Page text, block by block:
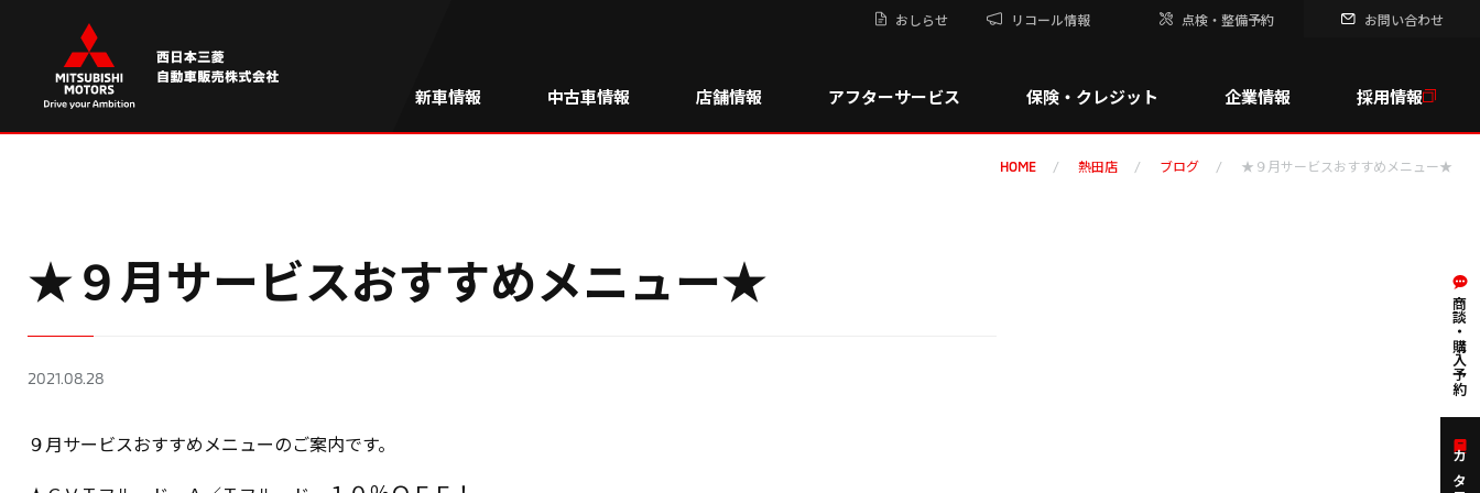
おしらせ リコール情報 点検・整備予約 お問い合わせ
新車情報 中古車情報 店舗情報 アフターサービス 保険・クレジット 企業情報 採用情報
HOME 熱田店 ブログ ★９月サービスおすすめメニュー★
★９月サービスおすすめメニュー★
2021.08.28
９月サービスおすすめメニューのご案内です。
商談・購入予約